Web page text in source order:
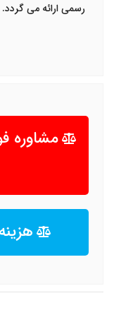
رسمی ارائه می گردد.
مشاوره